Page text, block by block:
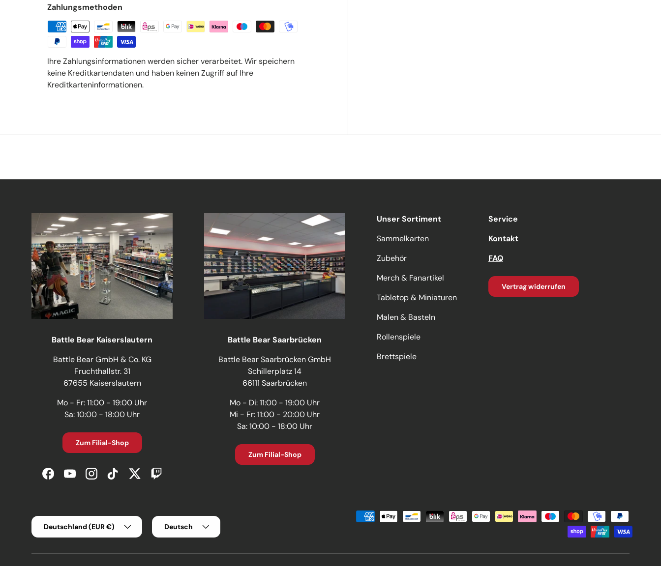
Zahlungsmethoden
Ihre Zahlungsinformationen werden sicher verarbeitet. Wir speichern
keine Kreditkartendaten und haben keinen Zugriff auf Ihre
Kreditkarteninformationen.
Battle Bear Kaiserslautern
Battle Bear GmbH & Co. KG
Fruchthallstr. 31
67655 Kaiserslautern
Mo - Fr: 11:00 - 19:00 Uhr
Sa: 10:00 - 18:00 Uhr
Zum Filial-Shop
FacebookYouTubeInstagramTikTokTwitterTwitch
Battle Bear Saarbrücken
Battle Bear Saarbrücken GmbH
Schillerplatz 14
66111 Saarbrücken
Mo - Di: 11:00 - 19:00 Uhr
Mi - Fr: 11:00 - 20:00 Uhr
Sa: 10:00 - 18:00 Uhr
Zum Filial-Shop
Unser Sortiment
Sammelkarten
Zubehör
Merch & Fanartikel
Tabletop & Miniaturen
Malen & Basteln
Rollenspiele
Brettspiele
Service
Kontakt
FAQ
Vertrag widerrufen
Zahlungsmethoden
Land/Region
Deutschland (EUR €)
Sprache
Deutsch